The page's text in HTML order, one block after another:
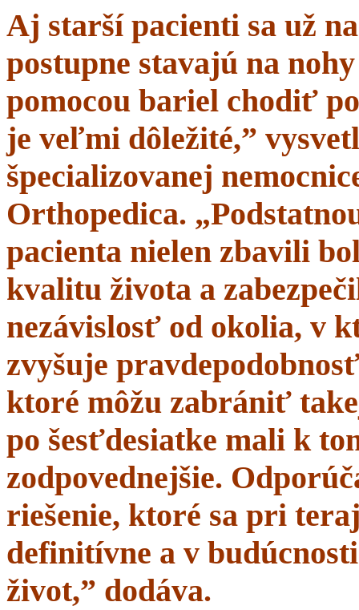
Aj starší pacienti sa už
postupne stavajú na
pomocou bariel chodiť
je veľmi dôležité,”
špecializovanej
Orthopedica.
pacienta nielen zbavili
kvalitu života a
nezávislosť od okolia, v
zvyšuje
ktoré môžu zabrániť
po šesťdesiatke mali k
zodpovednejšie.
riešenie, ktoré sa pri
definitívne a v
život,” dodáva.